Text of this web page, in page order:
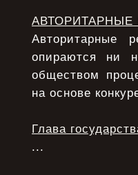
Авторитарные
опираются ни
обществом
на основе
Глава
...